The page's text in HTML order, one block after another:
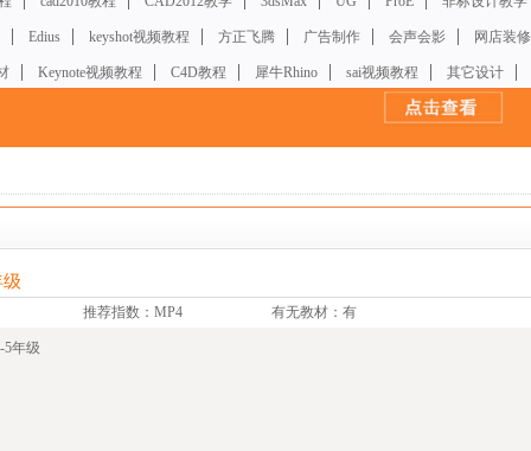
Edius keyshot视频教程 方正飞腾 广告制作 会声会影 网店装修
Keynote视频教程 C4D教程 犀牛Rhino sai视频教程 其它设计
推荐指数：MP4 有无教材：有
5年级